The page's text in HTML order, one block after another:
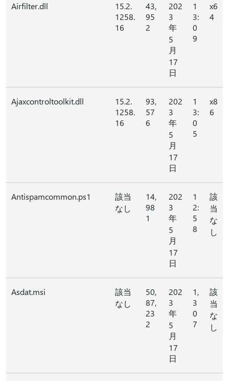
Airfilter.dll
15.2.
1258.
16
43,
95
2
202
3
年
5
月
17
日
1
3:
0
9
x6
4
Ajaxcontroltoolkit.dll
15.2.
1258.
16
93,
57
6
202
3
年
5
月
17
日
1
3:
0
5
x8
6
Antispamcommon.ps1
該当
なし
14,
98
1
202
3
年
5
月
17
日
1
2:
5
8
該
当
な
し
Asdat.msi
該当
なし
50,
87,
23
2
202
3
年
5
月
17
日
1,
3
0
7
該
当
な
し